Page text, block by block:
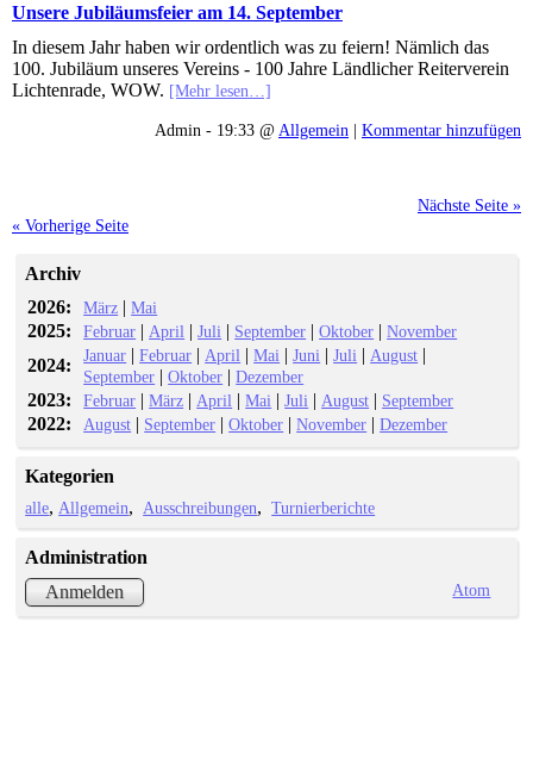
Unsere Jubiläumsfeier am 14. September
In diesem Jahr haben wir ordentlich was zu feiern! Nämlich das
100. Jubiläum unseres Vereins - 100 Jahre Ländlicher Reiterverein
Lichtenrade, WOW. [Mehr lesen…]
Admin - 19:33 @ Allgemein | Kommentar hinzufügen
Nächste Seite »
« Vorherige Seite
Archiv
2026:
März |Mai
2025: Februar | April |Juli | September |Oktober |November
2024: Januar |Februar | April |Mai |Juni |Juli | August |
September |Oktober |Dezember
2023: Februar |März | April |Mai |Juli | August | September
2022: August | September |Oktober |November |Dezember
Kategorien
alle Allgemein Ausschreibungen Turnierberichte
Administration
Anmelden
Atom